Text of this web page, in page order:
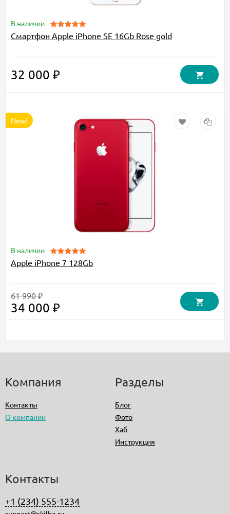
В наличии
Смартфон Apple iPhone SE 16Gb Rose gold
32 000 ₽
New!
В наличии
Apple iPhone 7 128Gb
61 990 ₽
34 000 ₽
Компания
Контакты
О компании
Разделы
Блог
Фото
Хаб
Инструкция
Контакты
+1 (234) 555-1234